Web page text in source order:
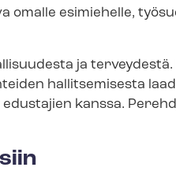
omalle esimiehelle,
ja
hallitsemisesta
kanssa.